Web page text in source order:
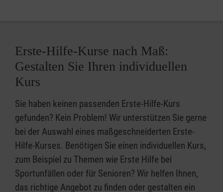
Erste-Hilfe-Kurse nach Maß:
Gestalten Sie Ihren individuellen
Kurs
Sie haben keinen passenden Erste-Hilfe-Kurs
gefunden? Kein Problem! Wir unterstützen Sie gerne
bei der Auswahl eines maßgeschneiderten Erste-
Hilfe-Kurses. Benötigen Sie einen individuellen Kurs,
zum Beispiel zu Themen wie Erste Hilfe bei
Sportunfällen oder für Senioren? Wir helfen Ihnen,
das richtige Angebot zu finden oder gestalten ein